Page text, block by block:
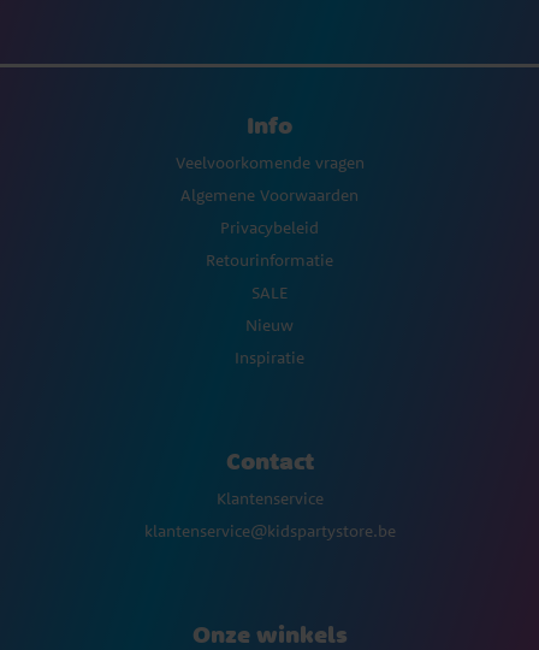
Info
Veelvoorkomende vragen
Algemene Voorwaarden
Privacybeleid
Retourinformatie
SALE
Nieuw
Inspiratie
Contact
Klantenservice
klantenservice@kidspartystore.be
Onze winkels